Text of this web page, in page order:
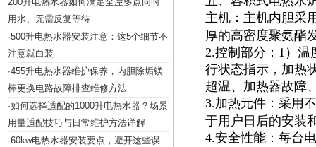
用水、无需反复等待
·500升电热水器安装注意：这5个细节不
注意就白装
·455升电热水器维护保养，内胆除垢镁
棒更换电路故障排查维修方法
·如何选择适配的1000升电热水器？场景
用量适配技巧与日常维护方法详解
·60kw电热水器安装要点，避开这些误
主机：主机内胆采
厚的高密度聚氨酯
2.控制部分：1）温
行状态指示，加热
超温、加热器故障
3.加热元件：采用
于用户日后的安装
4.安全性能：每台